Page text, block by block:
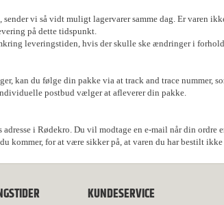
vi så vidt muligt lagervarer samme dag. Er varen
på dette tidspunkt.
leveringstiden, hvis der skulle ske ændringer i
kan du følge din pakke via at track and trace
postbud vælger at afleverer din pakke.
adresse i Rødekro. Du vil modtage en e-mail når din
kommer, for at være sikker på, at varen du har bestilt ikke
KUNDESERVICE